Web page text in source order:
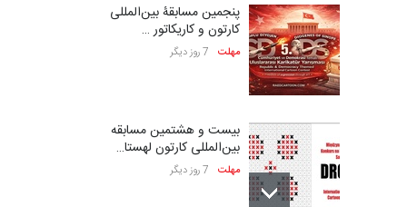
پنجمین مسابقۀ بین‌المللی
کارتون و کاریکاتور …
مهلت 7 روز دیگر
بیست و هشتمین مسابقه
بین‌المللی کارتون لهستا…
مهلت 7 روز دیگر